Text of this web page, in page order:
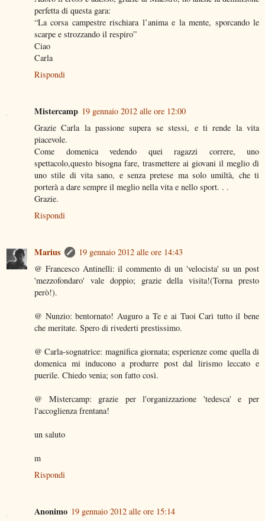
perfetta di questa gara:
“La corsa campestre rischiara l’anima e la mente, sporcando le
scarpe e strozzando il respiro”
Ciao
Carla
Rispondi
Mistercamp 19 gennaio 2012 alle ore 12:00
Grazie Carla la passione supera se stessi, e ti rende la vita
piacevole.
Come domenica vedendo quei ragazzi correre, uno
spettacolo,questo bisogna fare, trasmettere ai giovani il meglio dì
uno stile di vita sano, e senza pretese ma solo umiltà, che ti
porterà a dare sempre il meglio nella vita e nello sport. . .
Grazie.
Rispondi
Marius
19 gennaio 2012 alle ore 14:43
@ Francesco Antinelli: il commento di un 'velocista' su un post
'mezzofondaro' vale doppio; grazie della visita!(Torna presto
però!).
@ Nunzio: bentornato! Auguro a Te e ai Tuoi Cari tutto il bene
che meritate. Spero di rivederti prestissimo.
@ Carla-sognatrice: magnifica giornata; esperienze come quella di
domenica mi inducono a produrre post dal lirismo leccato e
puerile. Chiedo venia; son fatto così.
@ Mistercamp: grazie per l'organizzazione 'tedesca' e per
l'accoglienza frentana!
un saluto
m
Rispondi
Anonimo 19 gennaio 2012 alle ore 15:14